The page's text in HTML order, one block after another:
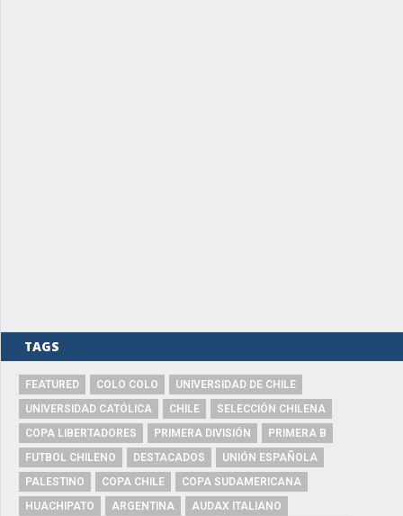
TAGS
FEATURED COLO COLO
UNIVERSIDAD DE CHILE
UNIVERSIDAD CATÓLICA
CHILE
SELECCIÓN CHILENA
COPA LIBERTADORES
PRIMERA DIVISIÓN
PRIMERA B
FUTBOL CHILENO
DESTACADOS
UNIÓN ESPAÑOLA
PALESTINO
COPA CHILE
COPA SUDAMERICANA
HUACHIPATO
ARGENTINA
AUDAX ITALIANO